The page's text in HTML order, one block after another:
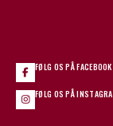
FØLG OS PÅ FACEBOOK
FØLG OS PÅ